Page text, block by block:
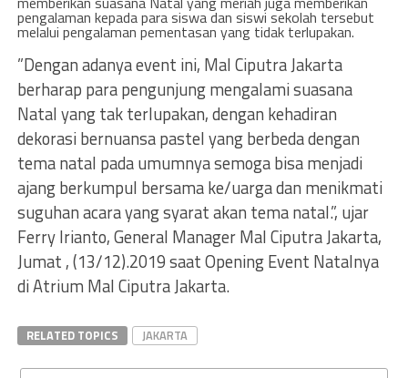
pengalaman kepada para siswa dan siswi sekolah tersebut
melalui pengalaman pementasan yang tidak terlupakan.
”Dengan adanya event ini, Mal Ciputra Jakarta
berharap para pengunjung mengalami suasana
Natal yang tak terlupakan, dengan kehadiran
dekorasi bernuansa pastel yang berbeda dengan
tema natal pada umumnya semoga bisa menjadi
ajang berkumpul bersama ke/uarga dan menikmati
suguhan acara yang syarat akan tema natal.”, ujar
Ferry Irianto, General Manager Mal Ciputra Jakarta,
Jumat , (13/12).2019 saat Opening Event Natalnya
di Atrium Mal Ciputra Jakarta.
RELATED TOPICS JAKARTA